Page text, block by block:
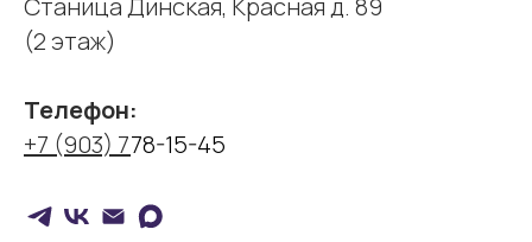
Cтаница Динская, Красная д. 89
(2 этаж)
Телефон:
+7 (903) 778-15-45